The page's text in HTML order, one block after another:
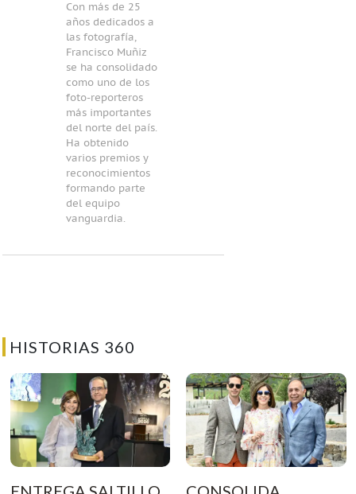
Con más de 25
años dedicados a
las fotografía,
Francisco Muñiz
se ha consolidado
como uno de los
foto-reporteros
más importantes
del norte del país.
Ha obtenido
varios premios y
reconocimientos
formando parte
del equipo
vanguardia.
HISTORIAS 360